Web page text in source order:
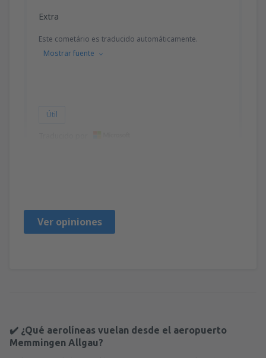
Extra
Este cometário es traducido automáticamente.
Mostrar fuente
Útil
Ver opiniones
✔️ ¿Qué aerolíneas vuelan desde el aeropuerto
Memmingen Allgau?